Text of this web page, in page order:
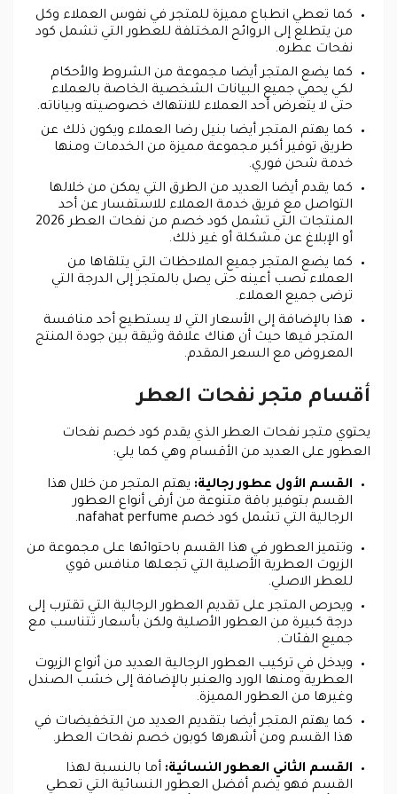
كما تعطي انطباع مميزة للمتجر في نفوس العملاء وكل
من يتطلع إلى الروائح المختلفة للعطور التي تشمل كود
نفحات عطره.
كما يضع المتجر أيضا مجموعة من الشروط والأحكام
لكي يحمي جميع البيانات الشخصية الخاصة بالعملاء
حتى لا يتعرض أحد العملاء للانتهاك خصوصيته وبياناته.
كما يهتم المتجر أيضا بنيل رضا العملاء ويكون ذلك عن
طريق توفير أكبر مجموعة مميزة من الخدمات ومنها
خدمة شحن فوري.
كما يقدم أيضا العديد من الطرق التي يمكن من خلالها
التواصل مع فريق خدمة العملاء للاستفسار عن أحد
المنتجات التي تشمل كود خصم من نفحات العطر 2026
أو الإبلاغ عن مشكلة أو غير ذلك.
كما يضع المتجر جميع الملاحظات التي يتلقاها من
العملاء نصب أعينه حتى يصل بالمتجر إلى الدرجة التي
ترضى جميع العملاء.
هذا بالإضافة إلى الأسعار التي لا يستطيع أحد منافسة
المتجر فيها حيث أن هناك علاقة وثيقة بين جودة المنتج
المعروض مع السعر المقدم.
أقسام متجر نفحات العطر
يحتوي متجر نفحات العطر الذي يقدم كود خصم نفحات
العطور على العديد من الأقسام وهي كما يلي:
القسم الأول عطور رجالية: يهتم المتجر من خلال هذا
القسم بتوفير باقة متنوعة من أرقى أنواع العطور
الرجالية التي تشمل كود خصم nafahat perfume.
وتتميز العطور في هذا القسم باحتوائها على مجموعة من
الزيوت العطرية الأصلية التي تجعلها منافس قوي
للعطر الاصلي.
ويحرص المتجر على تقديم العطور الرجالية التي تقترب إلى
درجة كبيرة من العطور الأصلية ولكن بأسعار تتناسب مع
جميع الفئات.
ويدخل في تركيب العطور الرجالية العديد من أنواع الزيوت
العطرية ومنها الورد والعنبر بالإضافة إلى خشب الصندل
وغيرها من العطور المميزة.
كما يهتم المتجر أيضا بتقديم العديد من التخفيضات في
هذا القسم ومن أشهرها كوبون خصم نفحات العطر.
القسم الثاني العطور النسائية: أما بالنسبة لهذا
القسم فهو يضم أفضل العطور النسائية التي تعطي